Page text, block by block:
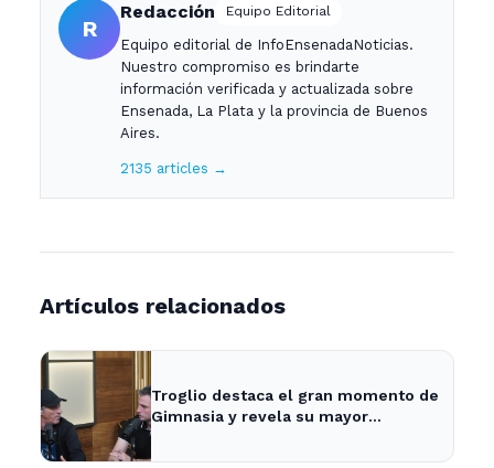
R
Redacción Equipo Editorial
Equipo editorial de InfoEnsenadaNoticias.
Nuestro compromiso es brindarte
información verificada y actualizada sobre
Ensenada, La Plata y la provincia de Buenos
Aires.
2135 articles →
Artículos relacionados
Troglio destaca el gran momento de
Gimnasia y revela su mayor